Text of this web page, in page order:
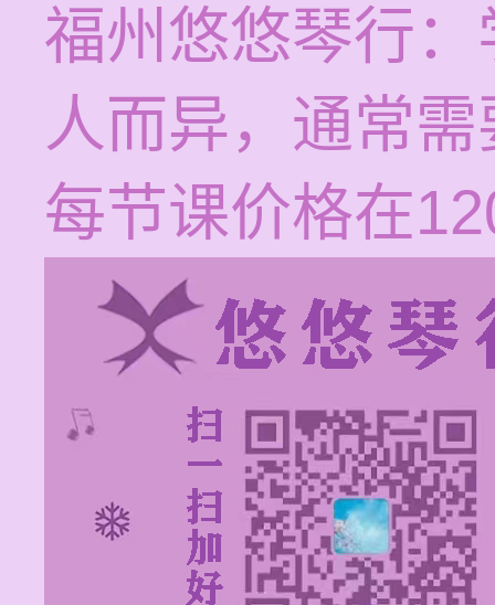
福州悠悠琴行
人而异，通常
每节课价格在